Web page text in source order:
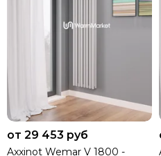
от 29 453 руб
Axxinot Wemar V 1800 -